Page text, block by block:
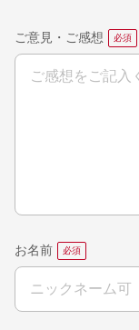
ご意見・ご感想
お名前